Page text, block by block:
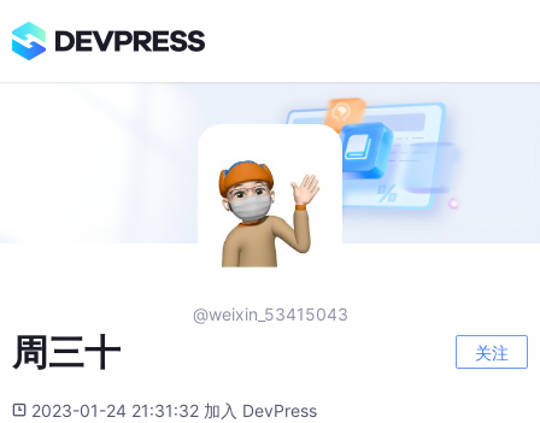
@weixin_53415043
周三十 关注
2023-01-24 21:31:32 加入 DevPress